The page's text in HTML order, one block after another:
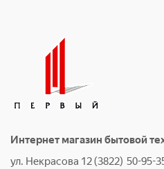
Интернет магазин бытовой
ул. Некрасова 12 (3822) 50-95-